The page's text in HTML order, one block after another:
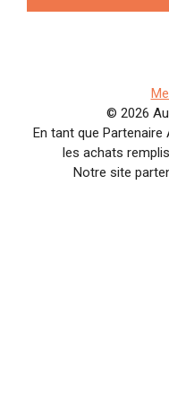
© 2026
En tant que
les achats
Notre site